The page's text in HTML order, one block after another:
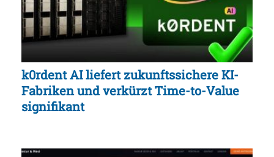
k0rdent AI liefert zukunftssichere KI-
Fabriken und verkürzt Time-to-Value
signifikant